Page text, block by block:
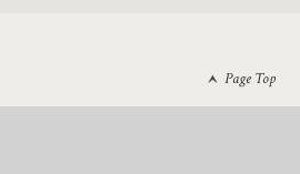
Page Top